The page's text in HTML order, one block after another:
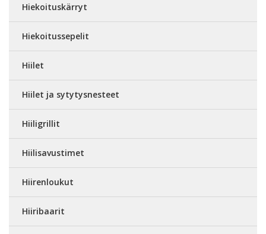
Hiekoituskärryt
Hiekoitussepelit
Hiilet
Hiilet ja sytytysnesteet
Hiiligrillit
Hiilisavustimet
Hiirenloukut
Hiiribaarit